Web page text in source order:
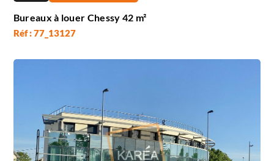
Bureaux à louer Chessy 42 m²
Réf : 77_13127